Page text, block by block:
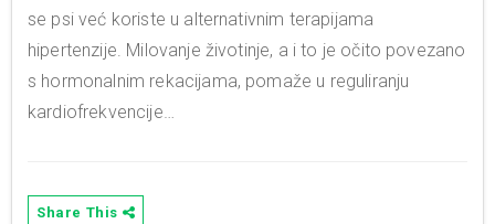
se psi već koriste u alternativnim terapijama
hipertenzije. Milovanje životinje, a i to je očito povezano
s hormonalnim rekacijama, pomaže u reguliranju
kardiofrekvencije…
Share This